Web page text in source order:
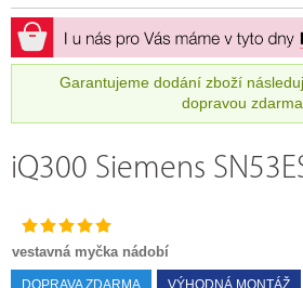
Garantujeme dodání zboží
dopravou zdarma
iQ300 Siemens
vestavná myčka nádobí
DOPRAVA ZDARMA VÝHODNÁ MONTÁŽ